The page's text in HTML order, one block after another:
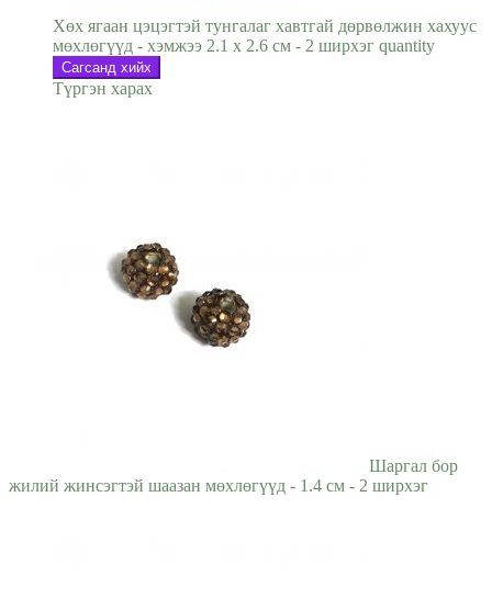
Хөх ягаан цэцэгтэй тунгалаг хавтгай дөрвөлжин хахуус
мөхлөгүүд - хэмжээ 2.1 x 2.6 см - 2 ширхэг quantity
Сагсанд хийх
Түргэн харах
Шаргал бор
жилий жинсэгтэй шаазан мөхлөгүүд - 1.4 см - 2 ширхэг